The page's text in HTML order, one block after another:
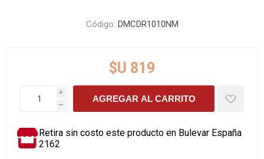
Código: DMCDR1010NM
$U 819
i
h
AGREGAR AL CARRITO
Retira sin costo este producto en Bulevar España
2162